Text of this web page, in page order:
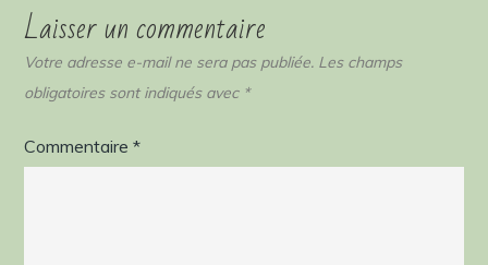
Laisser un commentaire
Votre adresse e-mail ne sera pas publiée. Les champs
obligatoires sont indiqués avec *
Commentaire*